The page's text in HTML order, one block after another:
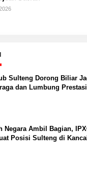
Sulteng Dorong Biliar
dan Lumbung Prestasi
Negara Ambil Bagian,
Posisi Sulteng di